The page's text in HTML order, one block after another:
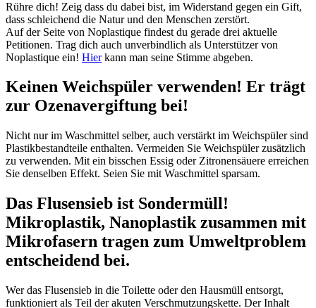
Rühre dich! Zeig dass du dabei bist, im Widerstand gegen ein Gift,
dass schleichend die Natur und den Menschen zerstört.
Auf der Seite von Noplastique findest du gerade drei aktuelle
Petitionen. Trag dich auch unverbindlich als Unterstützer von
Noplastique ein! Hierkann man seine Stimme abgeben.
Keinen Weichspüler verwenden! Er trägt
zur Ozenavergiftung bei!
Nicht nur im Waschmittel selber, auch verstärkt im Weichspüler sind
Plastikbestandteile enthalten. Vermeiden Sie Weichspüler zusätzlich
zu verwenden. Mit ein bisschen Essig oder Zitronensäuere erreichen
Sie denselben Effekt. Seien Sie mit Waschmittel sparsam.
Das Flusensieb ist Sondermüll!
Mikroplastik, Nanoplastik zusammen mit
Mikrofasern tragen zum Umweltproblem
entscheidend bei.
Wer das Flusensieb in die Toilette oder den Hausmüll entsorgt,
funktioniert als Teil der akuten Verschmutzungskette. Der Inhalt